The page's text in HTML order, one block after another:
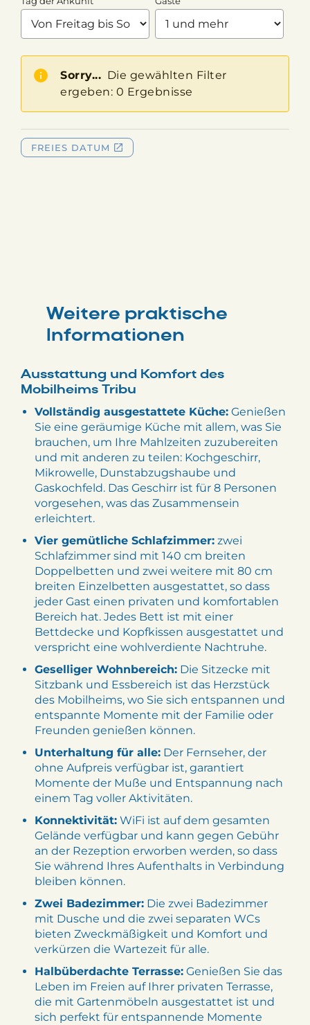
Weitere praktische
Informationen
Ausstattung und Komfort des
Mobilheims Tribu
Vollständig ausgestattete Küche: Genießen
Sie eine geräumige Küche mit allem, was Sie
brauchen, um Ihre Mahlzeiten zuzubereiten
und mit anderen zu teilen: Kochgeschirr,
Mikrowelle, Dunstabzugshaube und
Gaskochfeld. Das Geschirr ist für 8 Personen
vorgesehen, was das Zusammensein
erleichtert.
Vier gemütliche Schlafzimmer: zwei
Schlafzimmer sind mit 140 cm breiten
Doppelbetten und zwei weitere mit 80 cm
breiten Einzelbetten ausgestattet, so dass
jeder Gast einen privaten und komfortablen
Bereich hat. Jedes Bett ist mit einer
Bettdecke und Kopfkissen ausgestattet und
verspricht eine wohlverdiente Nachtruhe.
Geselliger Wohnbereich: Die Sitzecke mit
Sitzbank und Essbereich ist das Herzstück
des Mobilheims, wo Sie sich entspannen und
entspannte Momente mit der Familie oder
Freunden genießen können.
Unterhaltung für alle: Der Fernseher, der
ohne Aufpreis verfügbar ist, garantiert
Momente der Muße und Entspannung nach
einem Tag voller Aktivitäten.
Konnektivität: WiFi ist auf dem gesamten
Gelände verfügbar und kann gegen Gebühr
an der Rezeption erworben werden, so dass
Sie während Ihres Aufenthalts in Verbindung
bleiben können.
Zwei Badezimmer: Die zwei Badezimmer
mit Dusche und die zwei separaten WCs
bieten Zweckmäßigkeit und Komfort und
verkürzen die Wartezeit für alle.
Halbüberdachte Terrasse: Genießen Sie das
Leben im Freien auf Ihrer privaten Terrasse,
die mit Gartenmöbeln ausgestattet ist und
sich perfekt für entspannende Momente